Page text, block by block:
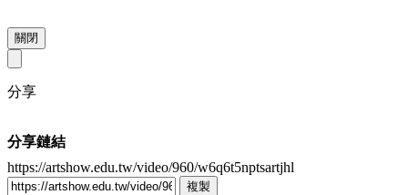
關閉
分享
分享鏈結
https://artshow.edu.tw/video/960/w6q6t5nptsartjhl
複製